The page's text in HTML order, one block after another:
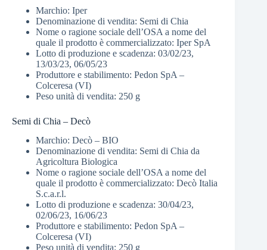
Marchio: Iper
Denominazione di vendita: Semi di Chia
Nome o ragione sociale dell’OSA a nome del
quale il prodotto è commercializzato: Iper SpA
Lotto di produzione e scadenza: 03/02/23,
13/03/23, 06/05/23
Produttore e stabilimento: Pedon SpA –
Colceresa (VI)
Peso unità di vendita: 250 g
Semi di Chia – Decò
Marchio: Decò – BIO
Denominazione di vendita: Semi di Chia da
Agricoltura Biologica
Nome o ragione sociale dell’OSA a nome del
quale il prodotto è commercializzato: Decò Italia
S.c.a.r.l.
Lotto di produzione e scadenza: 30/04/23,
02/06/23, 16/06/23
Produttore e stabilimento: Pedon SpA –
Colceresa (VI)
Peso unità di vendita: 250 g